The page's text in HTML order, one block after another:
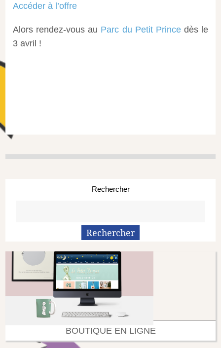
Accéder à l’offre
Alors rendez-vous au Parc du Petit Princedès le
3 avril !
Rechercher
BOUTIQUE EN LIGNE